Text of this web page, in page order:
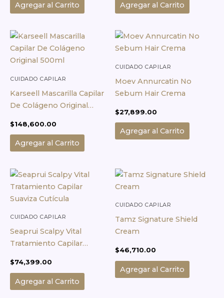
Agregar al Carrito Agregar al Carrito
CUIDADO CAPILAR
Karseell Mascarilla Capilar
De Colágeno Original
$148,600.00
Agregar al Carrito
CUIDADO CAPILAR
Moev Annurcatin No
Sebum Hair Crema
$27,899.00
Agregar al Carrito
CUIDADO CAPILAR
Seaprui Scalpy Vital
Tratamiento Capilar
$74,399.00
Agregar al Carrito
CUIDADO CAPILAR
Tamz Signature Shield
Cream
$46,710.00
Agregar al Carrito